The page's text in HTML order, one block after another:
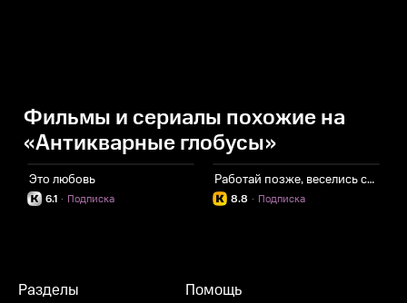
Фильмы и сериалы похожие на
«Антикварные глобусы»
Это любовь
6.1 Подписка
·
Работай позже, веселись сейчас
8.8 Подписка
·
Разделы Помощь